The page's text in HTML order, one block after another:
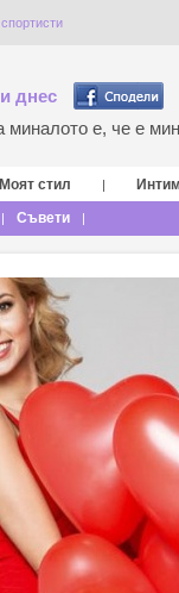
днес
миналото е, че е
Моят стил |
| Съвети |